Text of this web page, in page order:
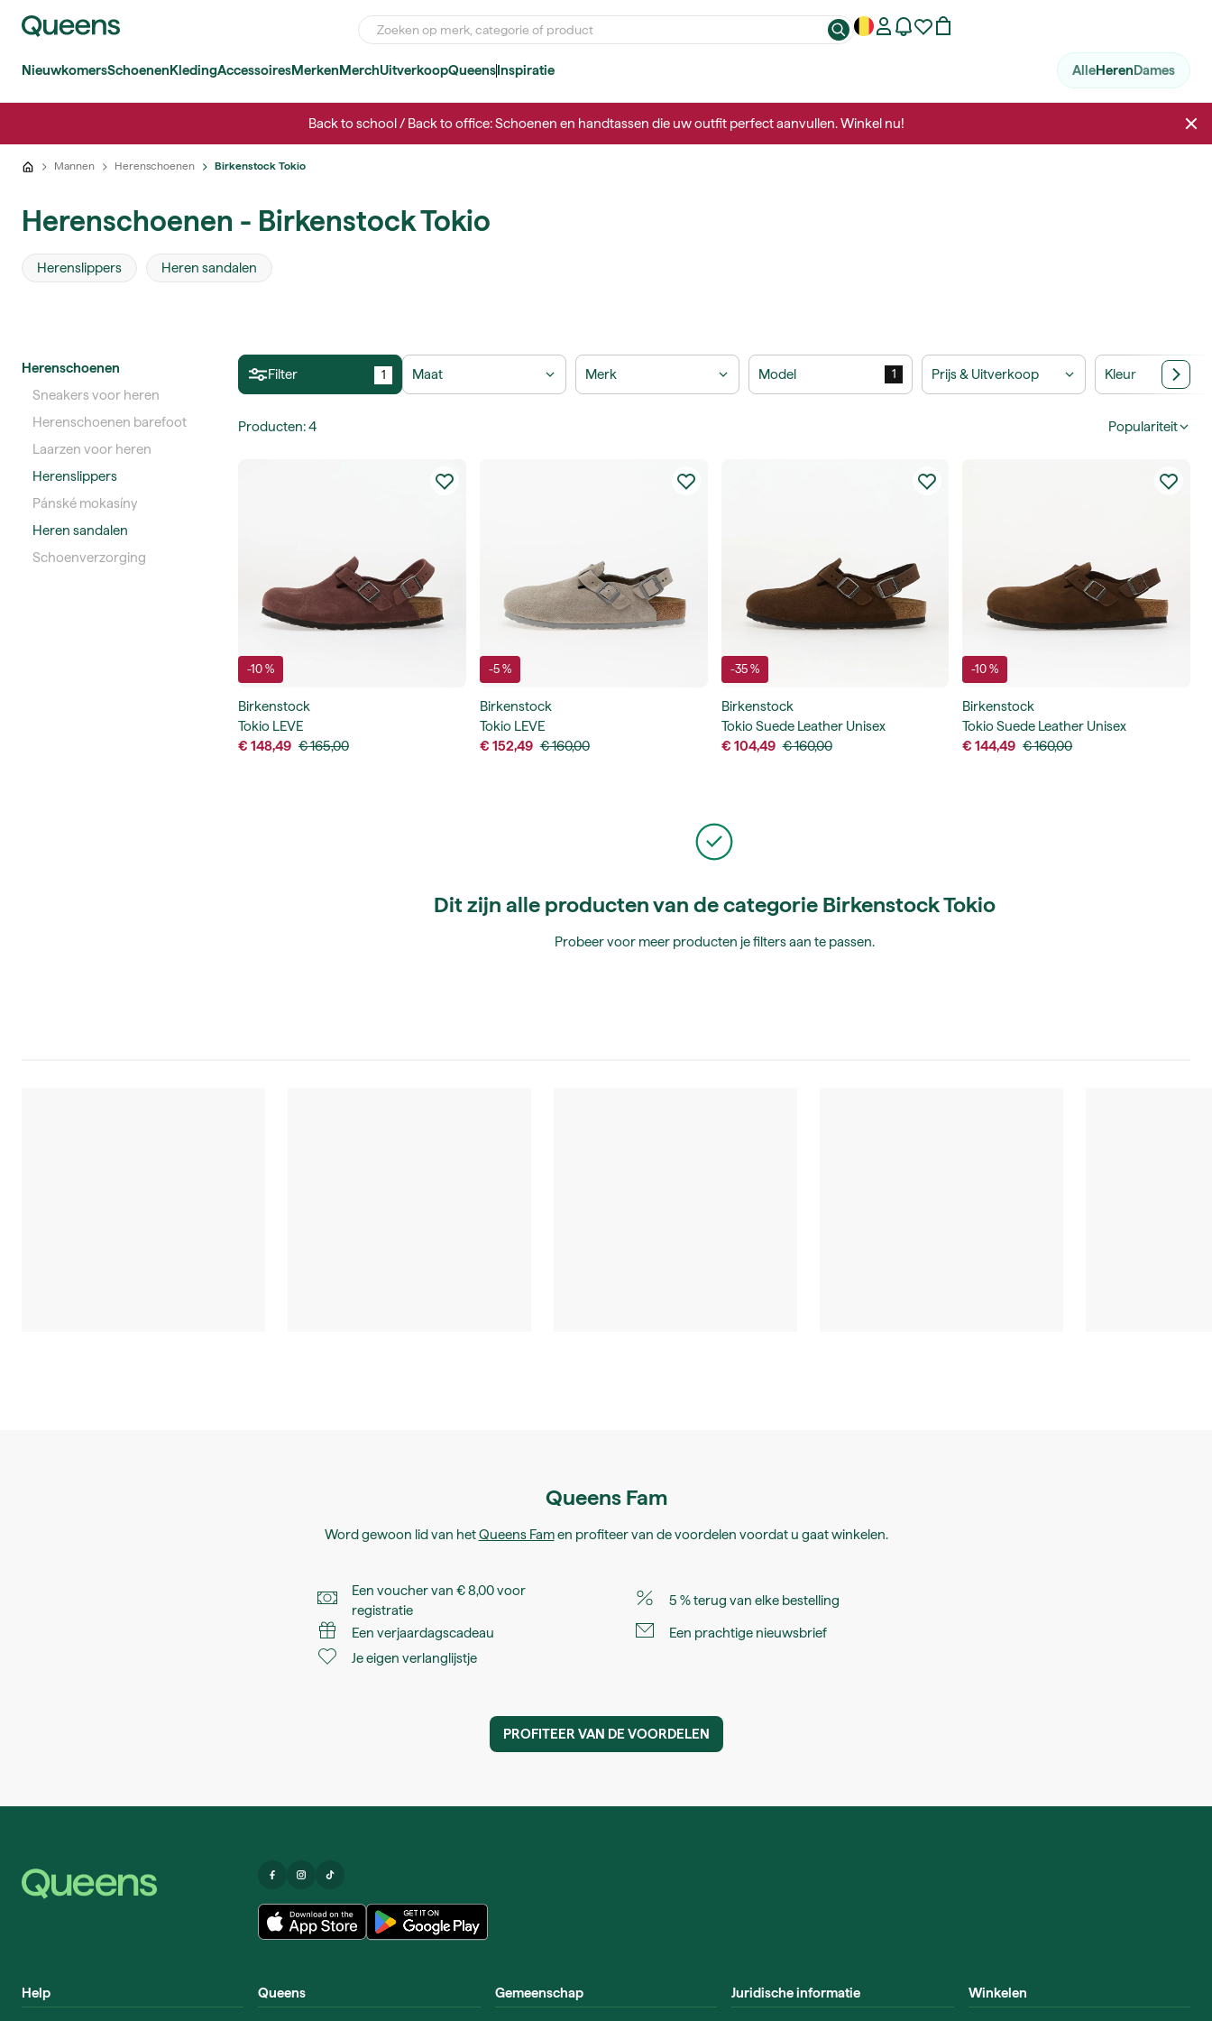
NieuwkomersSchoenenKledingAccessoiresMerkenMerchUitverkoopQueensInspiratie AlleHerenDames
Back to school / Back to office: Schoenen en handtassen die uw outfit perfect aanvullen. Winkel nu!
Mannen Herenschoenen Birkenstock Tokio
Herenschoenen - Birkenstock Tokio
Herenslippers Heren sandalen
Herenschoenen
Sneakers voor heren
Herenschoenen barefoot
Laarzen voor heren
Herenslippers
Pánské mokasíny
Heren sandalen
Schoenverzorging
Filter 1 Maat Merk Model 1 Prijs & Uitverkoop Kleur
Producten:4 Populariteit
-10 %
Birkenstock
Tokio LEVE
€ 148,49 € 165,00
-5 %
Birkenstock
Tokio LEVE
€ 152,49 € 160,00
-35 %
Birkenstock
Tokio Suede Leather Unisex
€ 104,49 € 160,00
-10 %
Birkenstock
Tokio Suede Leather Unisex
€ 144,49 € 160,00
Dit zijn alle producten van de categorie Birkenstock Tokio
Probeer voor meer producten je filters aan te passen.
Queens Fam
Word gewoon lid van hetQueens Famen profiteer van de voordelen voordat u gaat winkelen.
Een voucher van € 8,00 voor
registratie
5 % terug van elke bestelling
Een verjaardagscadeau
Een prachtige nieuwsbrief
Je eigen verlanglijstje
PROFITEER VAN DE VOORDELEN
Help Queens Gemeenschap Juridische informatie Winkelen